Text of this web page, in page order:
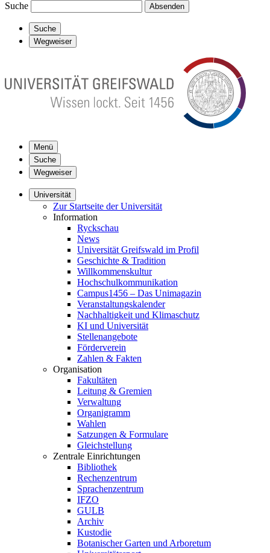
Suche Absenden
Suche
Wegweiser
Menü
Suche
Wegweiser
Universität
Zur Startseite der Universität
Information
Ryckschau
News
Universität Greifswald im Profil
Geschichte & Tradition
Willkommenskultur
Hochschulkommunikation
Campus1456 – Das Unimagazin
Veranstaltungskalender
Nachhaltigkeit und Klimaschutz
KI und Universität
Stellenangebote
Förderverein
Zahlen & Fakten
Organisation
Fakultäten
Leitung & Gremien
Verwaltung
Organigramm
Wahlen
Satzungen & Formulare
Gleichstellung
Zentrale Einrichtungen
Bibliothek
Rechenzentrum
Sprachenzentrum
IFZO
GULB
Archiv
Kustodie
Botanischer Garten und Arboretum